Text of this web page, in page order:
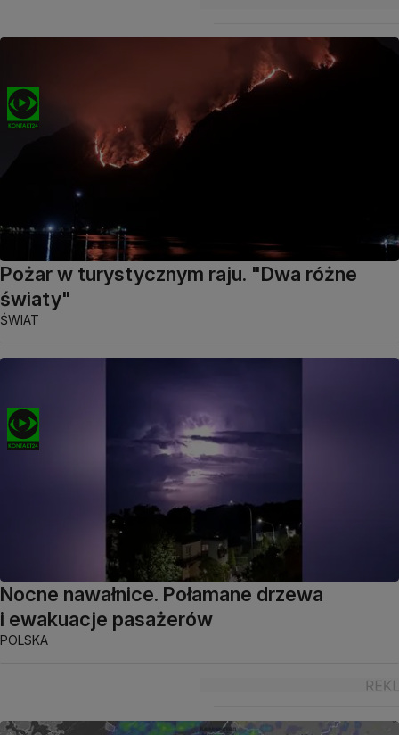
Pożar w turystycznym raju. "Dwa różne
światy"
ŚWIAT
Nocne nawałnice. Połamane drzewa
i ewakuacje pasażerów
POLSKA